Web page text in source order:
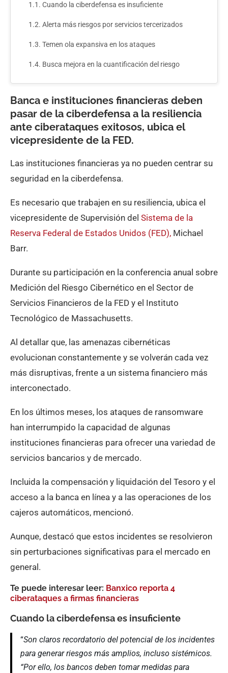
Cuando la ciberdefensa es insuficiente
Alerta más riesgos por servicios tercerizados
Temen ola expansiva en los ataques
Busca mejora en la cuantificación del riesgo
Banca e instituciones financieras deben
pasar de la ciberdefensa a la resiliencia
ante ciberataques exitosos, ubica el
vicepresidente de la FED.
Las instituciones financieras ya no pueden centrar su
seguridad en la ciberdefensa.
Es necesario que trabajen en su resiliencia, ubica el
vicepresidente de Supervisión del Sistema de la
Reserva Federal de Estados Unidos (FED), Michael
Barr.
Durante su participación en la conferencia anual sobre
Medición del Riesgo Cibernético en el Sector de
Servicios Financieros de la FED y el Instituto
Tecnológico de Massachusetts.
Al detallar que, las amenazas cibernéticas
evolucionan constantemente y se volverán cada vez
más disruptivas, frente a un sistema financiero más
interconectado.
En los últimos meses, los ataques de ransomware
han interrumpido la capacidad de algunas
instituciones financieras para ofrecer una variedad de
servicios bancarios y de mercado.
Incluida la compensación y liquidación del Tesoro y el
acceso a la banca en línea y a las operaciones de los
cajeros automáticos, mencionó.
Aunque, destacó que estos incidentes se resolvieron
sin perturbaciones significativas para el mercado en
general.
Te puede interesar leer: Banxico reporta 4
ciberataques a firmas financieras
Cuando la ciberdefensa es insuficiente
“Son claros recordatorio del potencial de los incidentes
para generar riesgos más amplios, incluso sistémicos.
“Por ello, los bancos deben tomar medidas para